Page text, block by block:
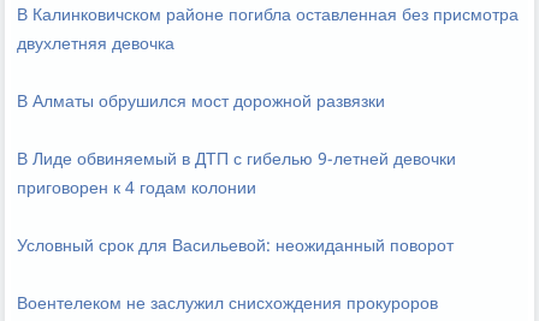
В Калинковичском районе погибла оставленная без присмотра
двухлетняя девочка
В Алматы обрушился мост дорожной развязки
В Лиде обвиняемый в ДТП с гибелью 9-летней девочки
приговорен к 4 годам колонии
Условный срок для Васильевой: неожиданный поворот
Воентелеком не заслужил снисхождения прокуроров